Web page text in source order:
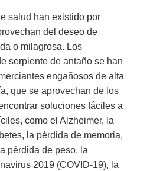
salud han existido por
del deseo de
o milagrosa. Los
serpiente de antaño se han
engañosos de alta
que se aprovechan de los
soluciones fáciles a
como el Alzheimer, la
la pérdida de memoria,
pérdida de peso, la
2019 (COVID-19), la